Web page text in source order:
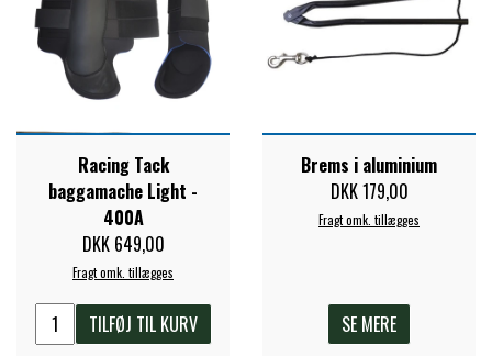
PREMIER EQUINE GROOMING & STALD
PREMIER EQUINE RYTTER
MUSTAD
PHARMACARE
PREMIER EQUINE
RACING TACK
Racing Tack
baggamache Light -
400A
DKK 649,00
Fragt omk. tillægges
TILFØJ TIL KURV
Brems i aluminium
DKK 179,00
Fragt omk. tillægges
SE MERE